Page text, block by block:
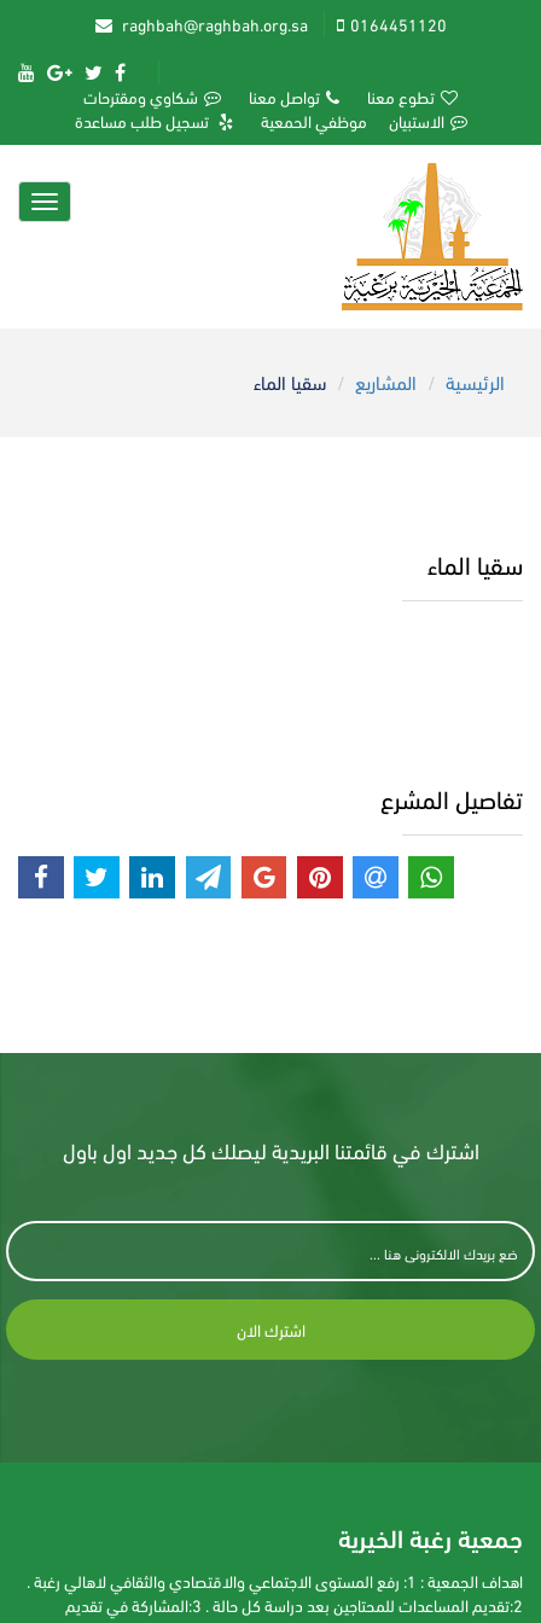
0164451120
raghbah@raghbah.org.sa
تطوع معنا تواصل معنا
شكاوي ومقترحات
الاستبيان
موظفي الحمعية تسجيل طلب مساعدة
الرئيسية المشاريع سقيا الماء
سقيا الماء
تفاصيل المشرع
اشترك في قائمتنا البريدية ليصلك كل جديد اول باول
اشترك الان
جمعية رغبة الخيرية
اهداف الجمعية : 1: رفع المستوى الاجتماعي والاقتصادي والثقافي لاهالي رغبة .
2:تقديم المساعدات للمحتاجين بعد دراسة كل حالة . 3:المشاركة في تقديم